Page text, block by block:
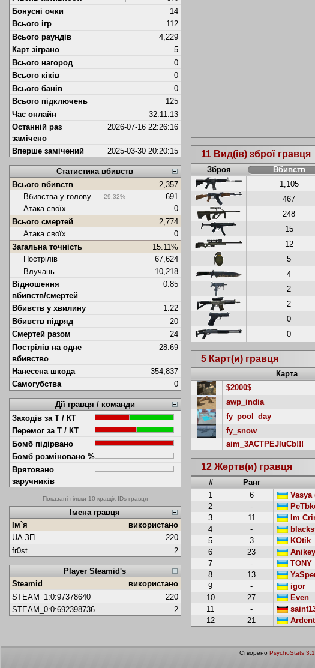
Бонусні очки
14
Всього ігр
112
Всього раундів
4,229
Карт зіграно
5
Всього нагород
0
Всього кіків
0
Всього банів
0
Всього підключень
125
Час онлайн
32:11:13
Останній раз
замічено
2026-07-16 22:26:16
Вперше замічений 2025-03-30 20:20:15
Статистика вбивств
Всього вбивств
2,357
Вбивства у голову
29.32%
691
Атака своїх
0
Всього смертей
2,774
Атака своїх
0
Загальна точність
15.11%
Пострілів
67,624
Влучань
10,218
Відношення
вбивств/смертей
0.85
Вбивств у хвилину
1.22
Вбивств підряд
20
Смертей разом
24
Пострілів на одне
вбивство
28.69
Нанесена шкода
354,837
Самогубства
0
Дії гравця / команди
Заходів за Т / КТ
Перемог за Т / КТ
Бомб підірвано
Бомб розміновано %
Врятовано
заручників
Показані тільки 10 кращіх IDs гравця
Імена гравця
Ім`я
використано
UA ЗП
220
fr0st
2
Player Steamid's
Steamid
використано
STEAM_1:0:97378640
220
STEAM_0:0:692398736
2
11 Вид(ів) зброї гравця
Зброя Вбивств
1,105
467
248
15
12
5
4
2
2
0
0
5 Карт(и) гравця
Карта
$2000$
awp_india
fy_pool_day
fy_snow
aim_3ACTPEJluCb!!!
12 Жертв(и) гравця
# Ранг
1
6 Vasya
2
-
3
11 Im
4
-
5
3 KOtik
6
23 Anikey
7
-
8
13
9
- igor
10
27 Even
11
-
12
21 Ardent
Створено PsychoStats 3.1